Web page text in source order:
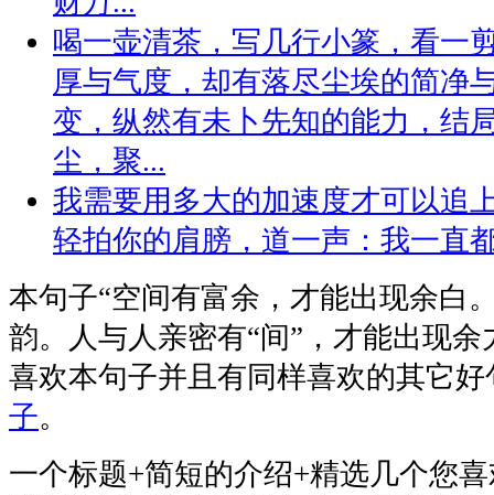
喝一壶清茶，写几行小篆，看一
厚与气度，却有落尽尘埃的简净
变，纵然有未卜先知的能力，结
尘，聚...
我需要用多大的加速度才可以追
轻拍你的肩膀，道一声：我一直
本句子“空间有富余，才能出现余白
韵。人与人亲密有“间”，才能出现余
喜欢本句子并且有同样喜欢的其它
子。
一个标题+简短的介绍+精选几个您